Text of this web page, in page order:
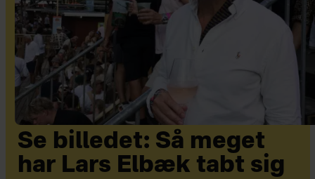
Se billedet: Så meget
har Lars Elbæk tabt sig